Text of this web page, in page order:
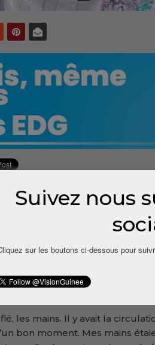
société civile guinéenne
a rompu le silence
En convalescence, il est
dû quitter clandestinement la
ses ravisseurs, Abdoul Sacko
pouvais pas les mouvoir. Pas
les côtes et notamment
aussi m’asseoir’’.
les mains. Il y avait la
bon moment. Mes mains
Suivez nous
sur les boutons ci-dessous pour